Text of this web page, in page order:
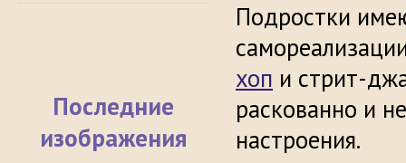
Последние
изображения
Подростки
хоп и стрит-
раскованно и
настроения.